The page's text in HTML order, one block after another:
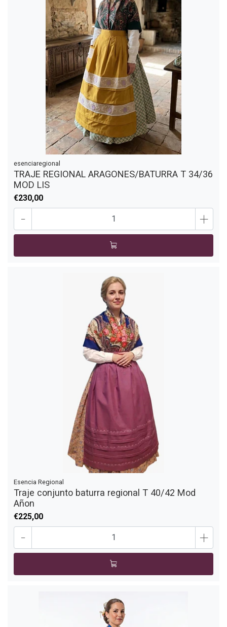
esenciaregional
TRAJE REGIONAL ARAGONES/BATURRA T 34/36
MOD LIS
€230,00
- +
Esencia Regional
Traje conjunto baturra regional T 40/42 Mod
Añon
€225,00
- +